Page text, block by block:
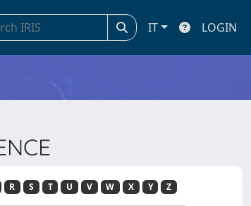
IT LOGIN
R S T U V W X Y Z